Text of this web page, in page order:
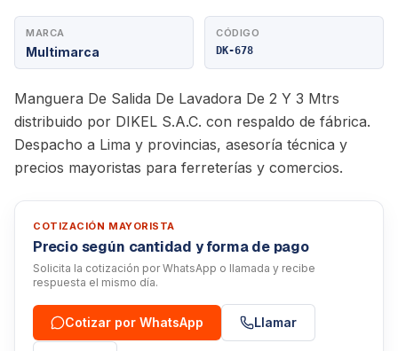
MARCA
Multimarca
CÓDIGO
DK-678
Manguera De Salida De Lavadora De 2 Y 3 Mtrs
distribuido por DIKEL S.A.C. con respaldo de fábrica.
Despacho a Lima y provincias, asesoría técnica y
precios mayoristas para ferreterías y comercios.
COTIZACIÓN MAYORISTA
Precio según cantidad y forma de pago
Solicita la cotización por WhatsApp o llamada y recibe
respuesta el mismo día.
Cotizar por WhatsApp Llamar